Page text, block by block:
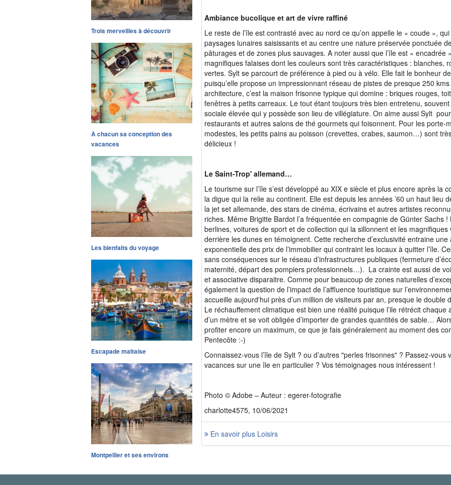
Trois merveilles à découvrir
À chacun sa conception des
vacances
Les bienfaits du voyage
Escapade maltaise
Montpellier et ses environs
Ambiance bucolique et art de vivre raffiné
Le reste de l’île est contrasté avec au nord ce qu’on appelle le « coude »,
paysages lunaires saisissants et au centre une nature préservée ponctuée
pâturages et de zones plus sauvages. A noter aussi que l’île est « encadrée
magnifiques falaises dont les couleurs sont très caractéristiques : blanches,
vertes. Sylt se parcourt de préférence à pied ou à vélo. Elle fait le bonheur
puisqu’elle propose un impressionnant réseau de pistes de presque 250
architecture, c’est la maison frisonne typique qui domine : briques rouges,
fenêtres à petits carreaux. Le tout étant toujours très bien entretenu,
sociale élevée qui y possède son lieu de villégiature. On aime aussi Sylt
restaurants et autres salons de thé gourmets qui foisonnent. Pour les porte-
modestes, les petits pains au poisson (crevettes, crabes, saumon…) sont
délicieux !
Le Saint-Trop' allemand…
Le tourisme sur l’île s’est développé au XIX e siècle et plus encore après la
la digue qui la relie au continent. Elle est depuis les années ’60 un haut lieu
la jet set allemande, des stars de cinéma, écrivains et autres artistes
riches. Même Brigitte Bardot l’a fréquentée en compagnie de Günter Sachs !
berlines, voitures de sport et de collection qui la sillonnent et les magnifiques
derrière les dunes en témoignent. Cette recherche d’exclusivité entraine une
exponentielle des prix de l’immobilier qui contraint les locaux à quitter l’île.
sans conséquences sur le réseau d’infrastructures publiques (fermeture
maternité, départ des pompiers professionnels…). La crainte est aussi de
et associative disparaitre. Comme pour beaucoup de zones naturelles
également la question de l’impact de l’affluence touristique sur
accueille aujourd'hui près d’un million de visiteurs par an, presque le double
Le réchauffement climatique est bien une réalité puisque l’ile rétrécit chaque
d’un mètre et se voit obligée d’importer de grandes quantités de sable…
profiter encore un maximum, ce que je fais généralement au moment des
Pentecôte :-)
Connaissez-vous l’île de Sylt ? ou d’autres "perles frisonnes" ? Passez-vous
vacances sur une île en particulier ? Vos témoignages nous intéressent !
Photo © Adobe – Auteur : egerer-fotografie
charlotte4575, 10/06/2021
En savoir plus Loisirs